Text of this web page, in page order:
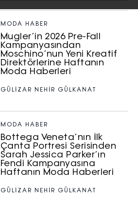
MODA HABER
Mugler’in 2026 Pre-Fall
Kampanyasından
Moschino’nun Yeni Kreatif
Direktörlerine Haftanın
Moda Haberleri
GÜLİZAR NEHİR GÜLKANAT
MODA HABER
Bottega Veneta’nın İlk
Çanta Portresi Serisinden
Sarah Jessica Parker’ın
Fendi Kampanyasına
Haftanın Moda Haberleri
GÜLİZAR NEHİR GÜLKANAT